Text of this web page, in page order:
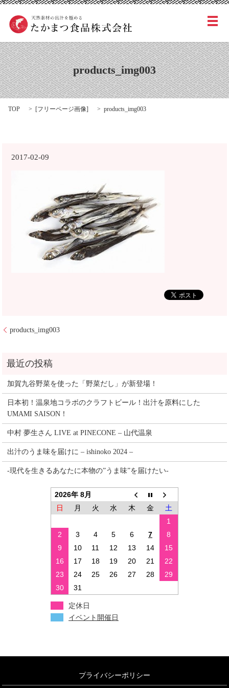
メ
products_img003
TOP [フリーページ画像] products_img003
2017-02-09
products_img003
加賀九谷野菜を使った「野菜だし」が新登場！
日本初！温泉地コラボのクラフトビール！出汁を原料にした
UMAMI SAISON！
中村 夢生さん LIVE at PINECONE – 山代温泉
出汁のうま味を届けに – ishinoko 2024 –
-現代を生きるあなたに本物の”うま味”を届けたい-
2026年 8月
日
月 火 水 木 金
土
1
2
3 4 5 6 7
8
9
10 11 12 13 14
15
16
17 18 19 20 21
22
23
24 25 26 27 28
29
30
31
定休日
イベント開催日
プライバシーポリシー